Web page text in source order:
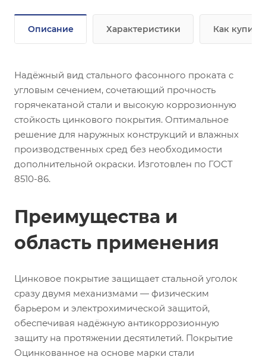
Описание Характеристики Как купить
Надёжный вид стального фасонного проката с
угловым сечением, сочетающий прочность
горячекатаной стали и высокую коррозионную
стойкость цинкового покрытия. Оптимальное
решение для наружных конструкций и влажных
производственных сред без необходимости
дополнительной окраски. Изготовлен по ГОСТ
8510-86.
Преимущества и
область применения
Цинковое покрытие защищает стальной уголок
сразу двумя механизмами — физическим
барьером и электрохимической защитой,
обеспечивая надёжную антикоррозионную
защиту на протяжении десятилетий. Покрытие
Оцинкованное на основе марки стали